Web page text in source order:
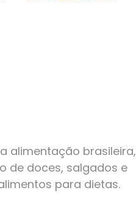
alimentação brasileira,
de doces, salgados e
para dietas.